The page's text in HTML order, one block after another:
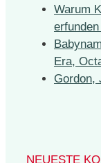
Warum
Era,
Gordon,
NEUESTE